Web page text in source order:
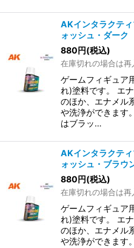
AKインタラクテ
ォッシュ・ダーク
880円(税込)
在庫切れの場合は
ゲームフィギュア
れ)塗料です。 エ
のほか、エナメル
や洗浄ができます
はブラッ…
AKインタラクテ
ォッシュ・ブラウ
880円(税込)
在庫切れの場合は
ゲームフィギュア
れ)塗料です。 エ
のほか、エナメル
や洗浄ができます